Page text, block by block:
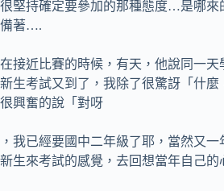
很堅持確定要參加的那種態度…是哪來
備著….
在接近比賽的時候，有天，他說同一
新生考試又到了，我除了很驚訝「什
很興奮的說「對呀
，我已經要國中二年級了耶，當然又
新生來考試的感覺，去回想當年自己